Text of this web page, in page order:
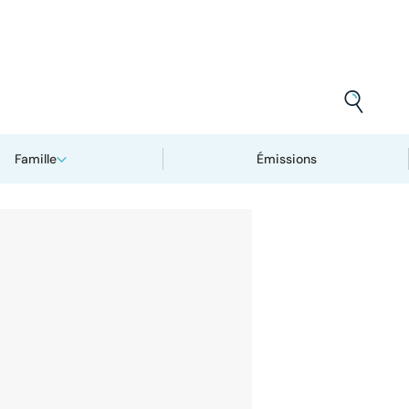
Famille Émissions